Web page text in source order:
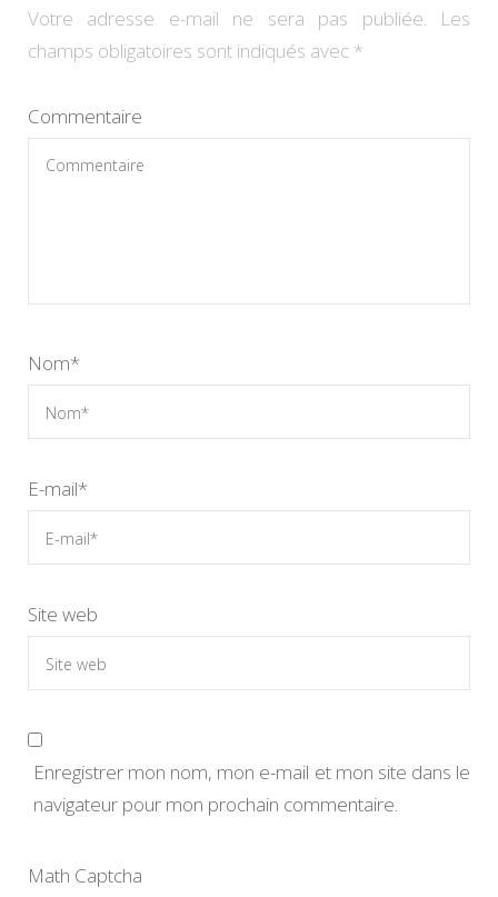
Votre adresse e-mail ne sera pas publiée.
Les
champs obligatoires sont indiqués avec *
Commentaire
Nom*
E-mail*
Site web
Enregistrer mon nom, mon e-mail et mon site dans le
navigateur pour mon prochain commentaire.
Math Captcha